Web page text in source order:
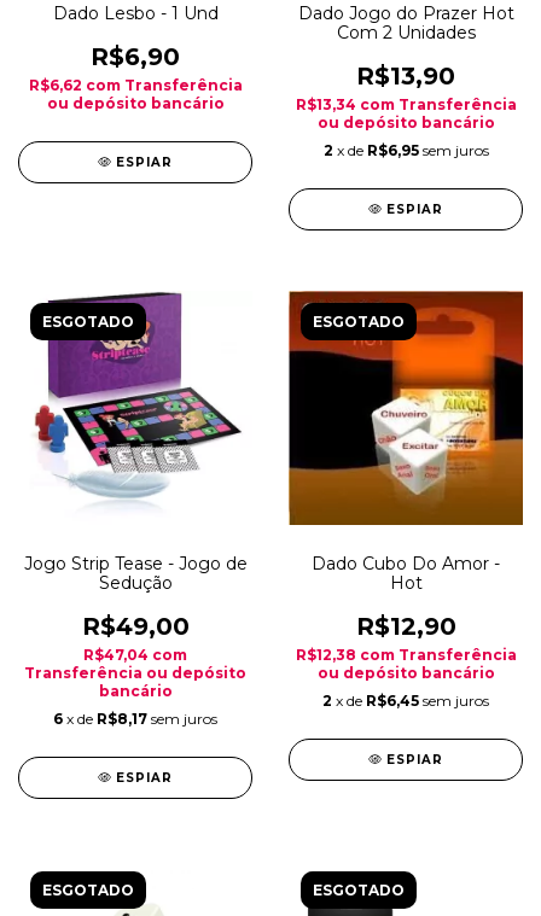
Dado Lesbo - 1 Und
R$6,90
R$6,62 com Transferência
ou depósito bancário
ESPIAR
Dado Jogo do Prazer Hot
Com 2 Unidades
R$13,90
R$13,34 com Transferência
ou depósito bancário
2 x de R$6,95 sem juros
ESPIAR
ESGOTADO
Jogo Strip Tease - Jogo de
Sedução
R$49,00
R$47,04 com
Transferência ou depósito
bancário
6 x de R$8,17 sem juros
ESPIAR
ESGOTADO
Dado Cubo Do Amor -
Hot
R$12,90
R$12,38 com Transferência
ou depósito bancário
2 x de R$6,45 sem juros
ESPIAR
ESGOTADO ESGOTADO